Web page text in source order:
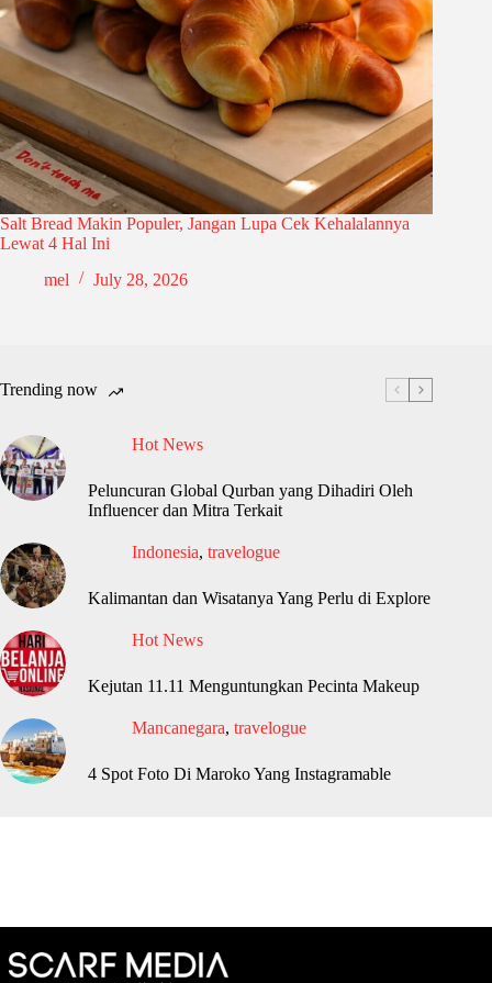
Salt Bread Makin Populer, Jangan Lupa Cek Kehalalannya
Lewat 4 Hal Ini
mel
July 28, 2026
Trending now
Hot News
Peluncuran Global Qurban yang Dihadiri Oleh
Influencer dan Mitra Terkait
Indonesia, travelogue
Kalimantan dan Wisatanya Yang Perlu di Explore
Hot News
Kejutan 11.11 Menguntungkan Pecinta Makeup
Mancanegara, travelogue
4 Spot Foto Di Maroko Yang Instagramable